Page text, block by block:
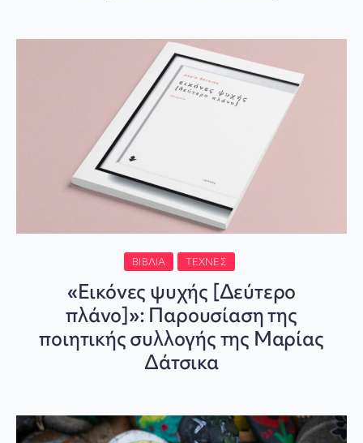
ΒΙΒΛΊΑ ΤΈΧΝΕΣ
«Εικόνες ψυχής [Δεύτερο
πλάνο]»: Παρουσίαση της
ποιητικής συλλογής της Μαρίας
Δάτσικα